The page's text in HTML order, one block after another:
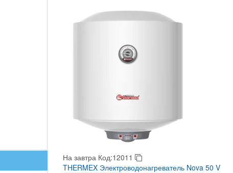
На завтра Код:12011
THERMEX Электроводонагреватель Nova 50 V